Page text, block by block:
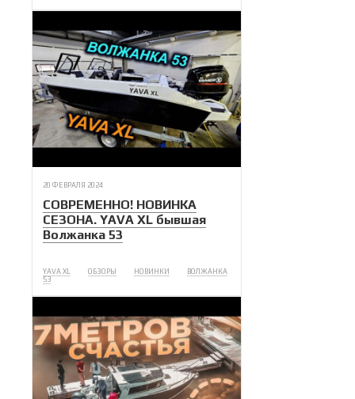
20 ФЕВРАЛЯ 2024
СОВРЕМЕННО! НОВИНКА
СЕЗОНА. YAVA XL бывшая
Волжанка 53
YAVA XL ОБЗОРЫ НОВИНКИ
ВОЛЖАНКА
53